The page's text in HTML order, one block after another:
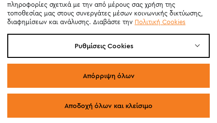
© COPYRIGHT 2026 LEGO STORE GREECE
πληροφορίες σχετικά με την από μέρους σας χρήση της
τοποθεσίας μας στους συνεργάτες μέσων κοινωνικής δικτύωσης,
διαφημίσεων και ανάλυσης. Διαβάστε την Πολιτική Cookies
Ρυθμίσεις Cookies
Απόρριψη όλων
Αποδοχή όλων και κλείσιμο